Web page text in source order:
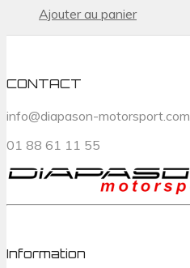
Ajouter au panier
CONTACT
info@diapason-motorsport.com
01 88 61 11 55
Information